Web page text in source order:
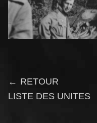
← RETOUR
LISTE DES UNITES